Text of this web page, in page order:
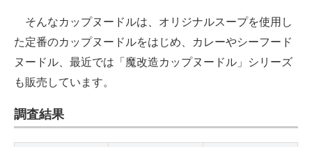
そんなカップヌードルは、オリジナルスープを使用し
た定番のカップヌードルをはじめ、カレーやシーフード
ヌードル、最近では「魔改造カップヌードル」シリーズ
も販売しています。
調査結果